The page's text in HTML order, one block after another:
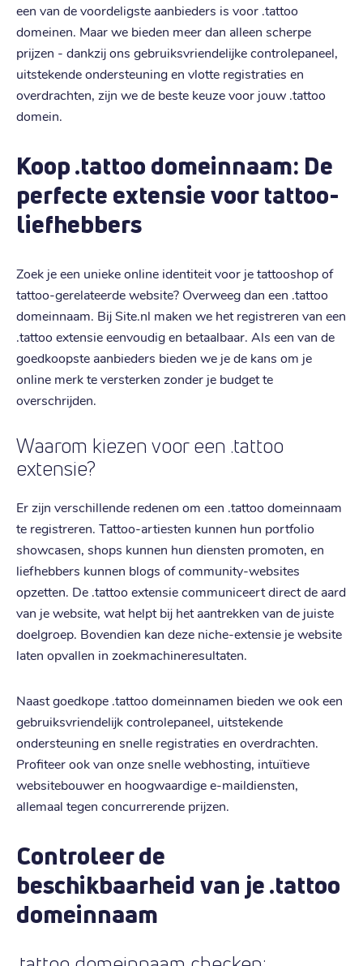
een van de voordeligste aanbieders is voor .tattoo
domeinen. Maar we bieden meer dan alleen scherpe
prijzen - dankzij ons gebruiksvriendelijke controlepaneel,
uitstekende ondersteuning en vlotte registraties en
overdrachten, zijn we de beste keuze voor jouw .tattoo
domein.
Koop .tattoo domeinnaam: De
perfecte extensie voor tattoo-
liefhebbers
Zoek je een unieke online identiteit voor je tattooshop of
tattoo-gerelateerde website? Overweeg dan een .tattoo
domeinnaam. Bij Site.nl maken we het registreren van een
.tattoo extensie eenvoudig en betaalbaar. Als een van de
goedkoopste aanbieders bieden we je de kans om je
online merk te versterken zonder je budget te
overschrijden.
Waarom kiezen voor een .tattoo
extensie?
Er zijn verschillende redenen om een .tattoo domeinnaam
te registreren. Tattoo-artiesten kunnen hun portfolio
showcasen, shops kunnen hun diensten promoten, en
liefhebbers kunnen blogs of community-websites
opzetten. De .tattoo extensie communiceert direct de aard
van je website, wat helpt bij het aantrekken van de juiste
doelgroep. Bovendien kan deze niche-extensie je website
laten opvallen in zoekmachineresultaten.
Naast goedkope .tattoo domeinnamen bieden we ook een
gebruiksvriendelijk controlepaneel, uitstekende
ondersteuning en snelle registraties en overdrachten.
Profiteer ook van onze snelle webhosting, intuïtieve
websitebouwer en hoogwaardige e-maildiensten,
allemaal tegen concurrerende prijzen.
Controleer de
beschikbaarheid van je .tattoo
domeinnaam